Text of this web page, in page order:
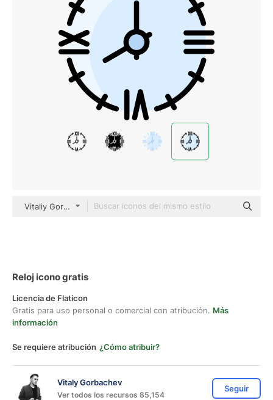
Vitaliy Gorbachev Lineal Color
Reloj icono gratis
Licencia de Flaticon
Gratis para uso personal o comercial con atribución. Más
información
Se requiere atribución ¿Cómo atribuir?
Vitaly Gorbachev
Ver todos los recursos 85,154
Seguir